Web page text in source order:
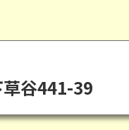
谷441-39